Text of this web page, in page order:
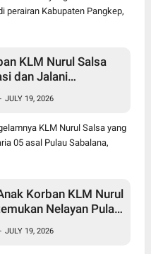
perairan Kabupaten Pangkep,
KLM Nurul Salsa
dan Jalani
- JULY 19, 2026
KLM Nurul Salsa yang
05 asal Pulau Sabalana,
Korban KLM Nurul
Nelayan Pulau
- JULY 19, 2026